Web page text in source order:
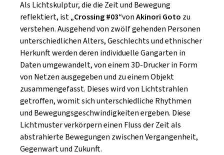
Als Lichtskulptur, die die Zeit und Bewegung
reflektiert, ist„Crossing #03“vonAkinori Goto zu
verstehen. Ausgehend von zwölf gehenden Personen
unterschiedlichen Alters, Geschlechts und ethnischer
Herkunft werden deren individuelle Gangarten in
Daten umgewandelt, von einem 3D-Drucker in Form
von Netzen ausgegeben und zu einem Objekt
zusammengefasst. Dieses wird von Lichtstrahlen
getroffen, womit sich unterschiedliche Rhythmen
und Bewegungsgeschwindigkeiten ergeben. Diese
Lichtmuster verkörpern einen Fluss der Zeit als
abstrahierte Bewegungen zwischen Vergangenheit,
Gegenwart und Zukunft.